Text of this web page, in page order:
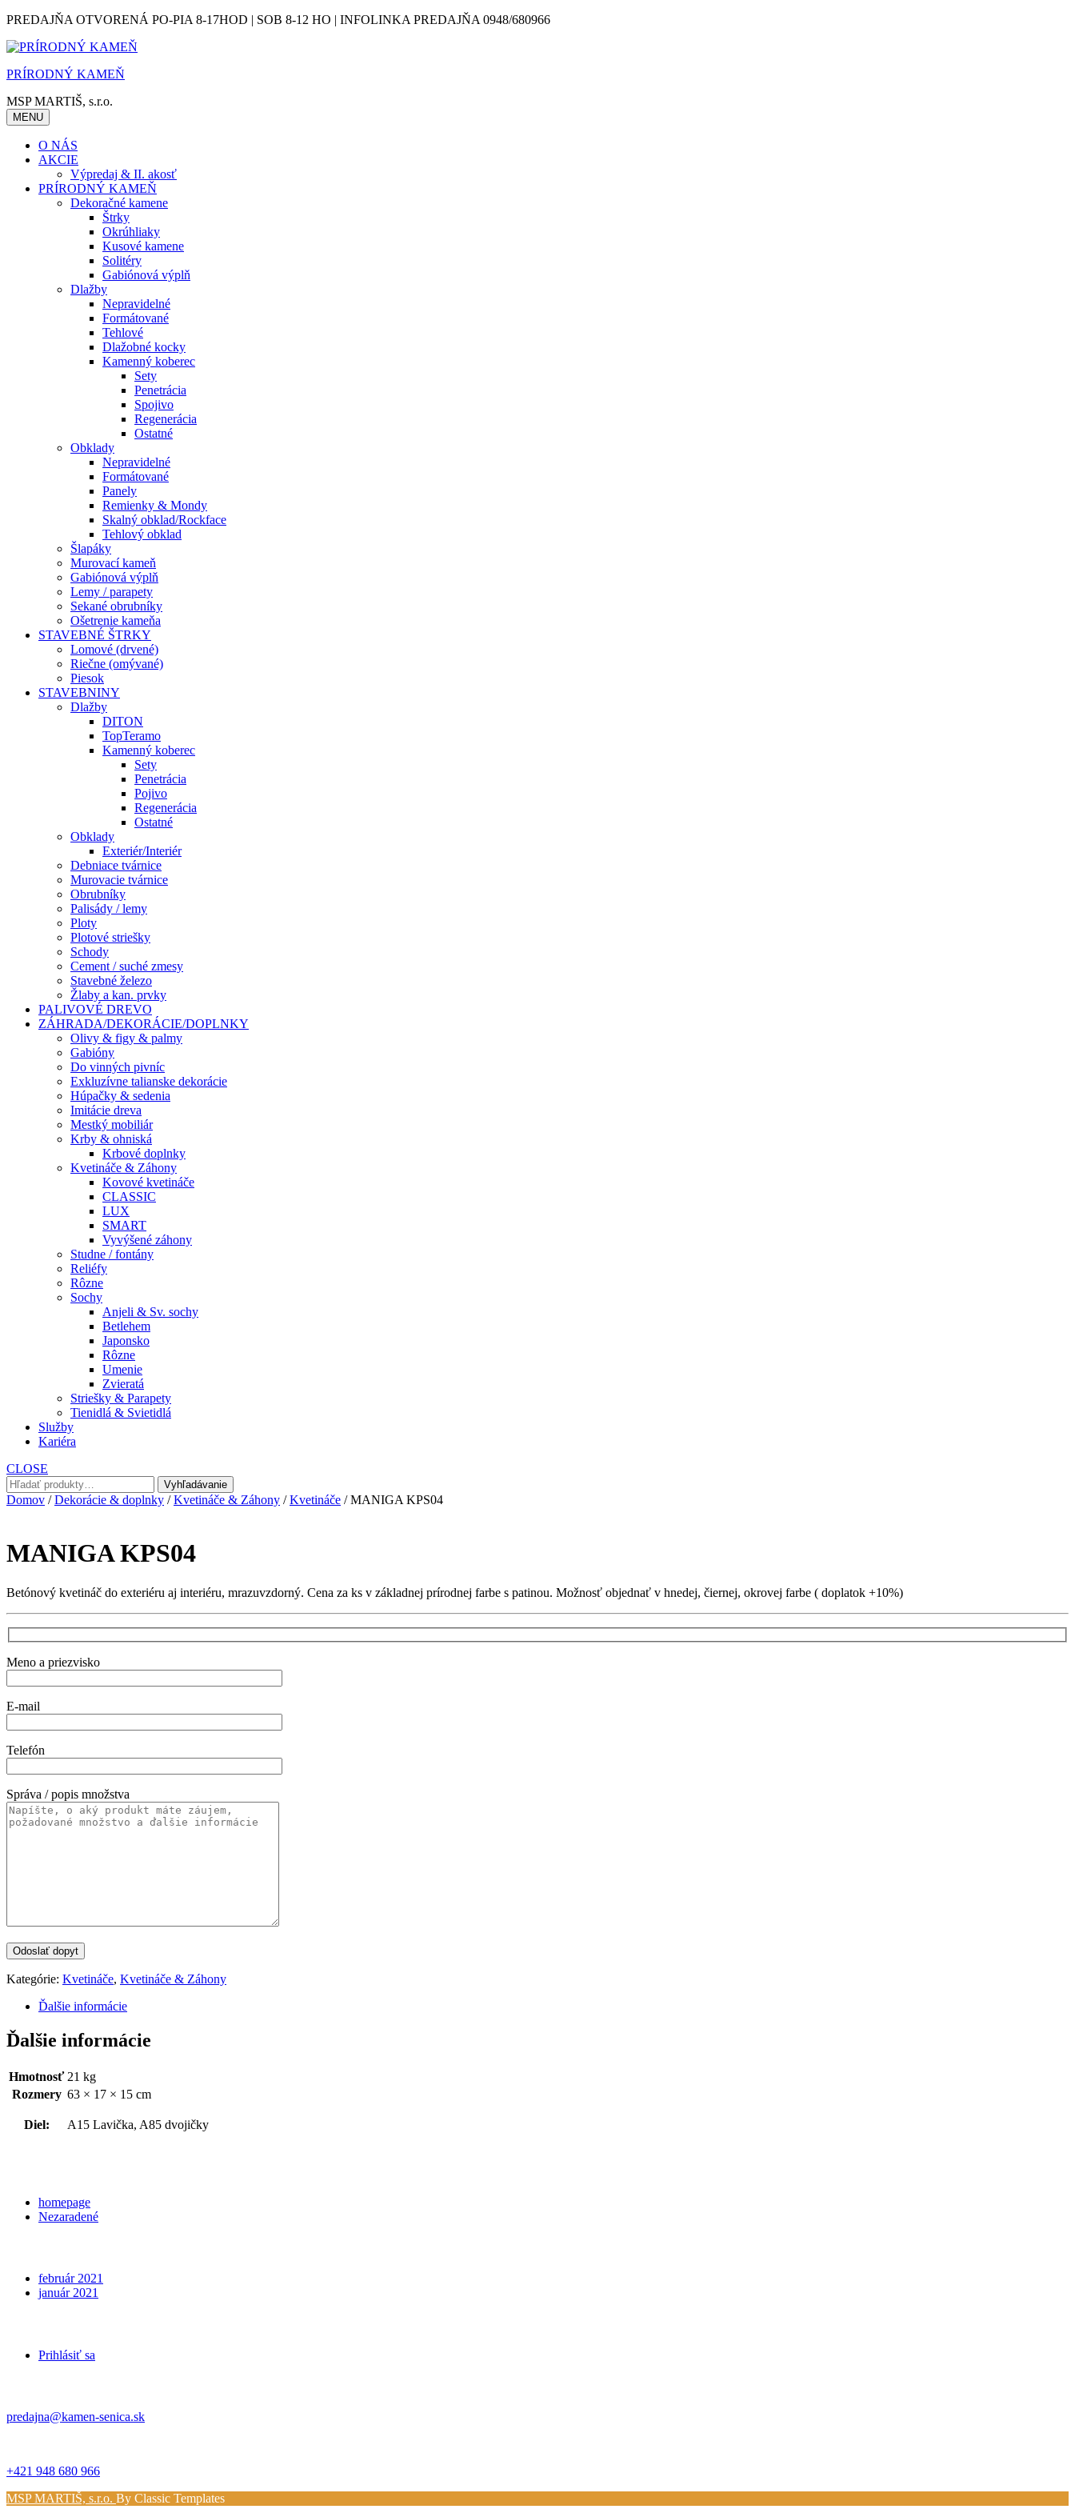
Skip
content
PREDAJŇA OTVORENÁ PO-PIA 8-17HOD | SOB 8-12 HO | INFOLINKA PREDAJŇA 0948/680966
PRÍRODNÝ KAMEŇ
MSP MARTIŠ, s.r.o.
MENU
O NÁS
AKCIE
Výpredaj & II. akosť
PRÍRODNÝ KAMEŇ
Dekoračné kamene
Štrky
Okrúhliaky
Kusové kamene
Solitéry
Gabiónová výplň
Dlažby
Nepravidelné
Formátované
Tehlové
Dlažobné kocky
Kamenný koberec
Sety
Penetrácia
Spojivo
Regenerácia
Ostatné
Obklady
Nepravidelné
Formátované
Panely
Remienky & Mondy
Skalný obklad/Rockface
Tehlový obklad
Šlapáky
Murovací kameň
Gabiónová výplň
Lemy / parapety
Sekané obrubníky
Ošetrenie kameňa
STAVEBNÉ ŠTRKY
Lomové (drvené)
Riečne (omývané)
Piesok
STAVEBNINY
Dlažby
DITON
TopTeramo
Kamenný koberec
Sety
Penetrácia
Pojivo
Regenerácia
Ostatné
Obklady
Exteriér/Interiér
Debniace tvárnice
Murovacie tvárnice
Obrubníky
Palisády / lemy
Ploty
Plotové striešky
Schody
Cement / suché zmesy
Stavebné železo
Žlaby a kan. prvky
PALIVOVÉ DREVO
ZÁHRADA/DEKORÁCIE/DOPLNKY
Olivy & figy & palmy
Gabióny
Do vinných pivníc
Exkluzívne talianske dekorácie
Húpačky & sedenia
Imitácie dreva
Mestký mobiliár
Krby & ohniská
Krbové doplnky
Kvetináče & Záhony
Kovové kvetináče
CLASSIC
LUX
SMART
Vyvýšené záhony
Studne / fontány
Reliéfy
Rôzne
Sochy
Anjeli & Sv. sochy
Betlehem
Japonsko
Rôzne
Umenie
Zvieratá
Striešky & Parapety
Tienidlá & Svietidlá
Služby
Kariéra
CLOSE
Hľadať:
Vyhľadávanie
Domov /Dekorácie & doplnky /Kvetináče & Záhony /Kvetináče / MANIGA KPS04
MANIGA KPS04
Betónový kvetináč do exteriéru aj interiéru, mrazuvzdorný. Cena za ks v základnej prírodnej farbe s patinou. Možnosť objednať v hnedej, čiernej, okrovej farbe ( doplatok +10%)
Meno a priezvisko
E-mail
Telefón
Správa / popis množstva
Kategórie: Kvetináče, Kvetináče & Záhony
Ďalšie informácie
Ďalšie informácie
Hmotnosť 21 kg
Rozmery 63 × 17 × 15 cm
Diel: A15 Lavička, A85 dvojičky
homepage
Nezaradené
február 2021
január 2021
Prihlásiť sa
predajna@kamen-senica.sk
+421 948 680 966
MSP MARTIŠ, s.r.o. By Classic Templates